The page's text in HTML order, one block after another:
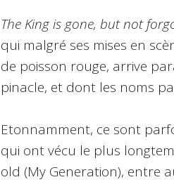
The King is gone, but not
qui malgré ses mises en
de poisson rouge, arrive
pinacle, et dont les noms
Etonnamment, ce sont
qui ont vécu le plus
old (My Generation), entre